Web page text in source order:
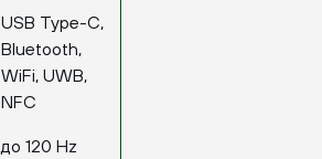
USB Type-C,
Bluetooth,
WiFi, UWB,
NFC
до 120 Hz